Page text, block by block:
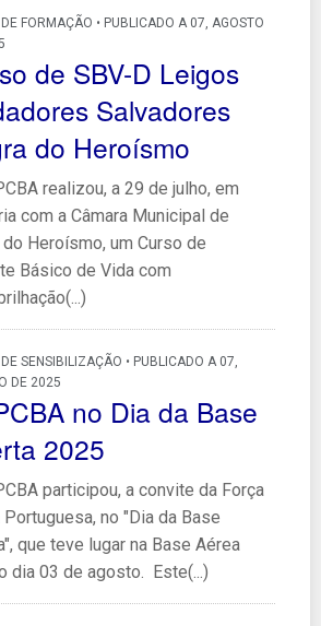
FORMAÇÃO • PUBLICADO A 07, AGOSTO
de SBV-D Leigos
Salvadores
do Heroísmo
realizou, a 29 de julho, em
com a Câmara Municipal de
do Heroísmo, um Curso de
Básico de Vida com
SENSIBILIZAÇÃO • PUBLICADO A 07,
DE 2025
no Dia da Base
2025
participou, a convite da Força
Portuguesa, no "Dia da Base
que teve lugar na Base Aérea
dia 03 de agosto. Este(...)